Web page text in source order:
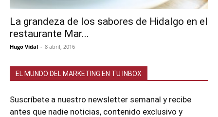
La grandeza de los sabores de Hidalgo en el
restaurante Mar...
Hugo Vidal - 8 abril, 2016
EL MUNDO DEL MARKETING EN TU INBOX
Suscríbete a nuestro newsletter semanal y recibe
antes que nadie noticias, contenido exclusivo y